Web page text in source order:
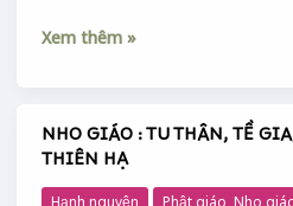
CUỘC
TỬ
Xem thêm »
NHO GIÁO : TU THÂN, TỀ
THIÊN HẠ
Hạnh nguyện
Phật giáo, Nho
NHO
GIÁO
: